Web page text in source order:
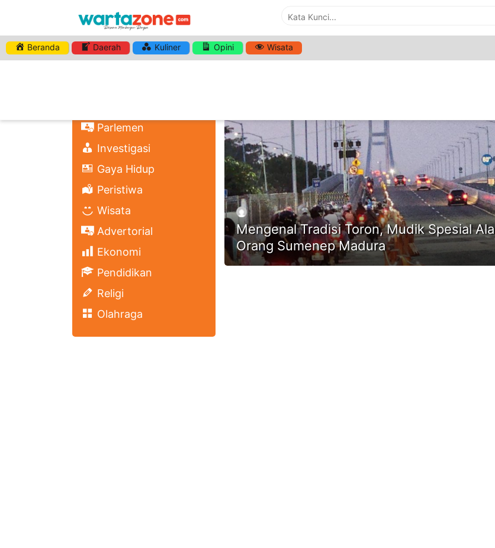
Beranda Daerah Kuliner Opini Wisata
Parlemen
Investigasi
Gaya Hidup
Peristiwa
Wisata
Advertorial
Ekonomi
Pendidikan
Religi
Olahraga
HASHTAG:TRADISI TORON
Mengenal Tradisi Toron, Mudik Spesial Ala
Orang Sumenep Madura